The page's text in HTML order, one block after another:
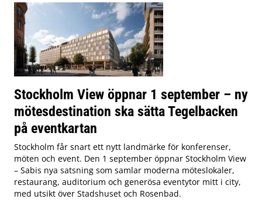
Stockholm View öppnar 1 september – ny
mötesdestination ska sätta Tegelbacken
på eventkartan
Stockholm får snart ett nytt landmärke för konferenser,
möten och event. Den 1 september öppnar Stockholm View
– Sabis nya satsning som samlar moderna möteslokaler,
restaurang, auditorium och generösa eventytor mitt i city,
med utsikt över Stadshuset och Rosenbad.